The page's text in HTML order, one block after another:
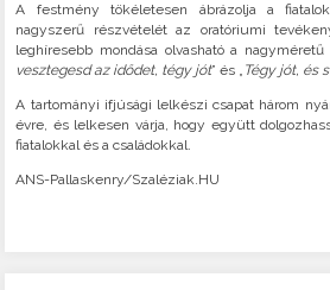
A festmény tökéletesen ábrázolja a
nagyszerű részvételét az oratóriumi
leghíresebb mondása olvasható a
vesztegesd az idődet, tégy jót” és „ Tégy jót, és
A tartományi ifjúsági lelkészi csapat három
évre, és lelkesen várja, hogy együtt
fiatalokkal és a családokkal.
ANS-Pallaskenry/Szaléziak.HU